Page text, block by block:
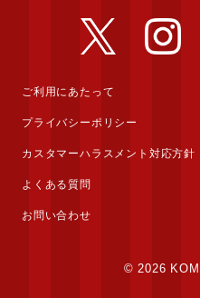
公式Twitter
ご利用にあたって
プライバシーポリシー
カスタマーハラスメント対応方針
よくある質問
お問い合わせ
© 2026